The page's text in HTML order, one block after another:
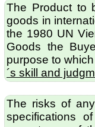
The Product to
goods in
the 1980 UN
Goods the
purpose to
´s skill and
The risks of
specifications